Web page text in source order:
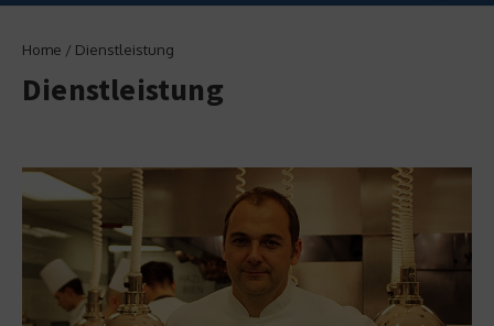
Home / Dienstleistung
Dienstleistung